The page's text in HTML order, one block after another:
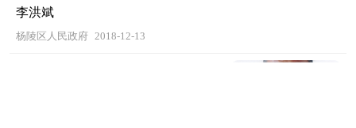
李洪斌
杨陵区人民政府 2018-12-13